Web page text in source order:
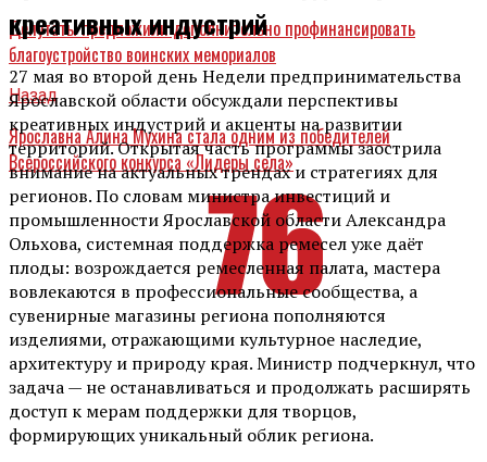
Депутаты предложили дополнительно профинансировать
благоустройство воинских мемориалов
Назад
Ярославна Алина Мухина стала одним из победителей
Всероссийского конкурса «Лидеры села»
креативных индустрий
27 мая во второй день Недели предпринимательства
Ярославской области обсуждали перспективы
креативных индустрий и акценты на развитии
территорий. Открытая часть программы заострила
внимание на актуальных трендах и стратегиях для
регионов. По словам министра инвестиций и
промышленности Ярославской области Александра
Ольхова, системная поддержка ремесел уже даёт
плоды: возрождается ремесленная палата, мастера
вовлекаются в профессиональные сообщества, а
сувенирные магазины региона пополняются
изделиями, отражающими культурное наследие,
архитектуру и природу края. Министр подчеркнул, что
задача — не останавливаться и продолжать расширять
доступ к мерам поддержки для творцов,
формирующих уникальный облик региона.